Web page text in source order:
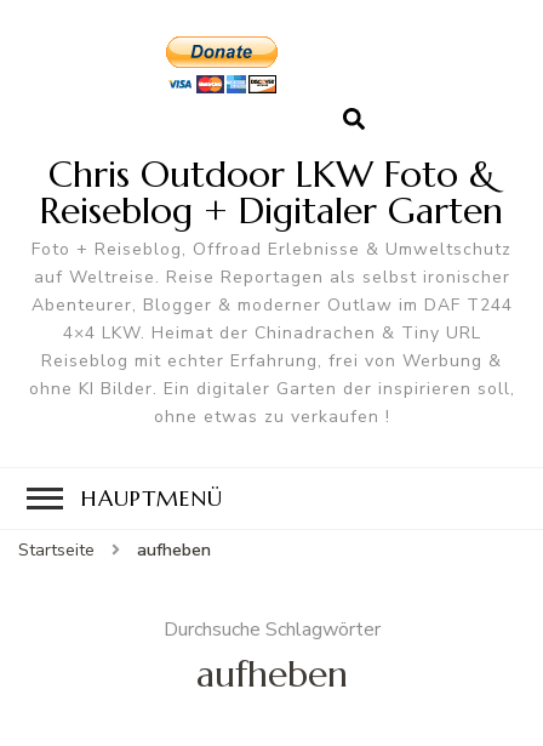
Chris Outdoor LKW Foto &
Reiseblog + Digitaler Garten
Foto + Reiseblog, Offroad Erlebnisse & Umweltschutz
auf Weltreise. Reise Reportagen als selbst ironischer
Abenteurer, Blogger & moderner Outlaw im DAF T244
4×4 LKW. Heimat der Chinadrachen & Tiny URL
Reiseblog mit echter Erfahrung, frei von Werbung &
ohne KI Bilder. Ein digitaler Garten der inspirieren soll,
ohne etwas zu verkaufen !
HAUPTMENÜ
Startseite aufheben
Durchsuche Schlagwörter
aufheben